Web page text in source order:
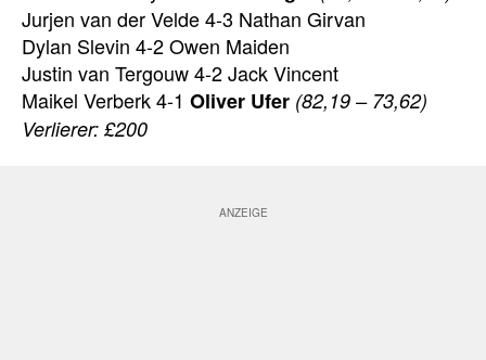
Jurjen van der Velde 4-3 Nathan Girvan
Dylan Slevin 4-2 Owen Maiden
Justin van Tergouw 4-2 Jack Vincent
Maikel Verberk 4-1 Oliver Ufer (82,19 – 73,62)
Verlierer: £200